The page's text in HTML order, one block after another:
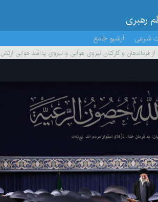
رهبری
شرعی آرشیو جامع
فرماندهان و کارکنان نیروی هوایی و نیروی پدافند هوایی ارتش